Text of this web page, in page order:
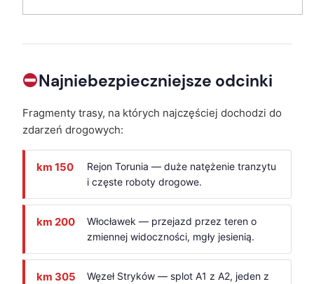
Najniebezpieczniejsze odcinki
Fragmenty trasy, na których najczęściej dochodzi do
zdarzeń drogowych:
km 150
Rejon Torunia — duże natężenie tranzytu
i częste roboty drogowe.
km 200
Włocławek — przejazd przez teren o
zmiennej widoczności, mgły jesienią.
km 305
Węzeł Stryków — splot A1 z A2, jeden z